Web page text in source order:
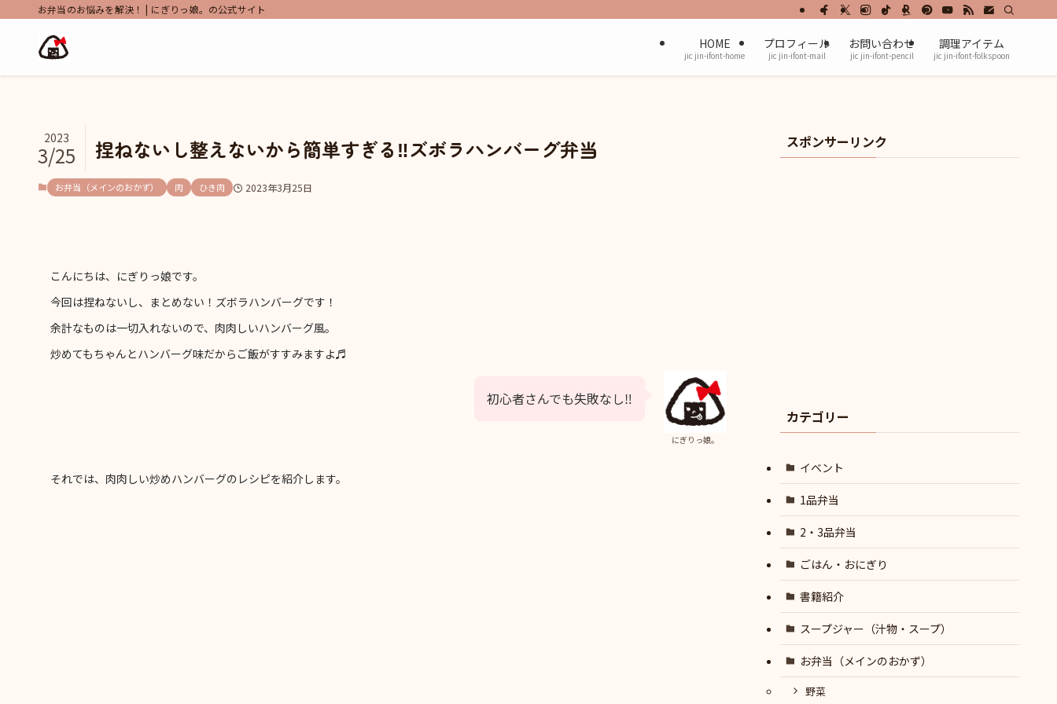
お弁当のお悩みを解決！ | にぎりっ娘。の公式サイト
HOME
jic jin-ifont-home
プロフィール
jic jin-ifont-mail
お問い合わせ
jic jin-ifont-pencil
調理アイテム
jic jin-ifont-folkspoon
捏ねないし整えないから簡単すぎる‼ズボラハンバーグ弁当
2023
3/25
お弁当（メインのおかず） 肉 ひき肉 2023年3月25日
こんにちは、にぎりっ娘です。
今回は捏ねないし、まとめない！ズボラハンバーグです！
余計なものは一切入れないので、肉肉しいハンバーグ風。
炒めてもちゃんとハンバーグ味だからご飯がすすみますよ♬
にぎりっ娘。
初心者さんでも失敗なし‼
それでは、肉肉しい炒めハンバーグのレシピを紹介します。
スポンサーリンク
カテゴリー
イベント
1品弁当
2・3品弁当
ごはん・おにぎり
書籍紹介
スープジャー（汁物・スープ）
お弁当（メインのおかず）
野菜